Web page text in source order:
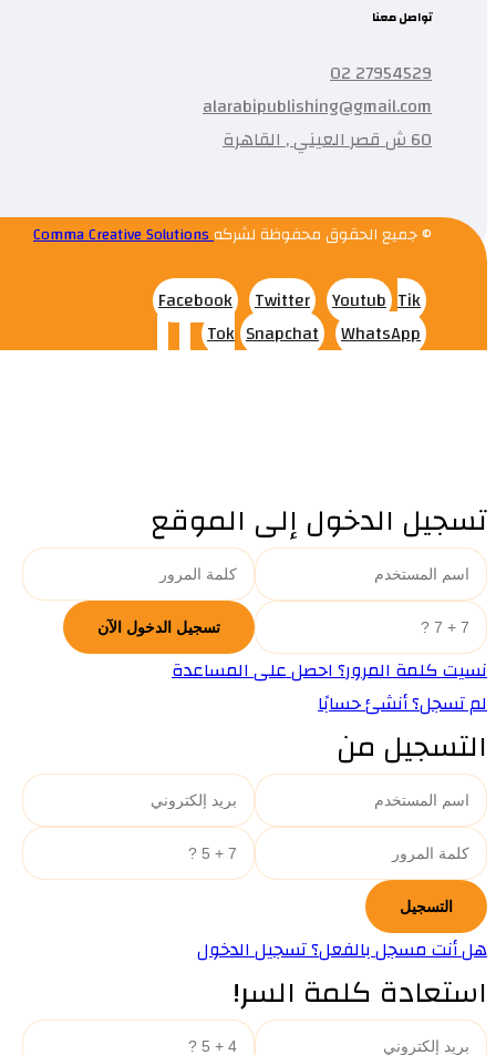
تواصل معنا
27954529 02
alarabipublishing@gmail.com
60 ش قصر العيني , القاهرة
© جميع الحقوق محفوظة لشركهComma Creative Solutions
Facebook Twitter Youtub Tik
Tok Snapchat WhatsApp
تسجيل الدخول إلى الموقع
نسيت كلمة المرور؟ احصل على المساعدة
لم تسجل؟ أنشئ حسابًا
التسجيل من
هل أنت مسجل بالفعل؟ تسجيل الدخول
استعادة كلمة السر!